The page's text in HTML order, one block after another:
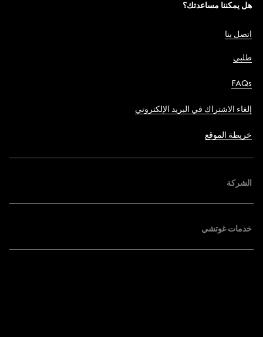
هل يمكننا مساعدتك؟
اتصل بنا
طلبي
FAQs
إلغاء الاشتراك في البريد الإلكتروني
خريطة الموقع
الشركة
خدمات غوتشي